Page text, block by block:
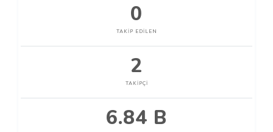
0
TAKIP EDILEN
2
TAKIPÇI
6.84 B